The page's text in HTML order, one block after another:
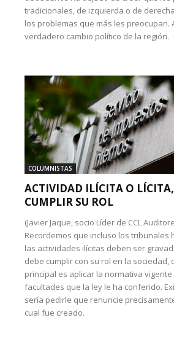
tradicionales, de izquierda o de
los problemas que más les preocupan.
verdadero cambio político de la región.
COLUMNISTAS
ACTIVIDAD ILÍCITA O
CUMPLIR SU ROL
(Javier Jaque, socio Líder de CCL
Recordemos que incluso los tribunales
las actividades ilícitas deben ser
debe cumplir con su rol en la sociedad,
principal es aplicar la normativa
facultades que la ley le ha conferido.
sería pedirle que renuncie
cual fue creado.